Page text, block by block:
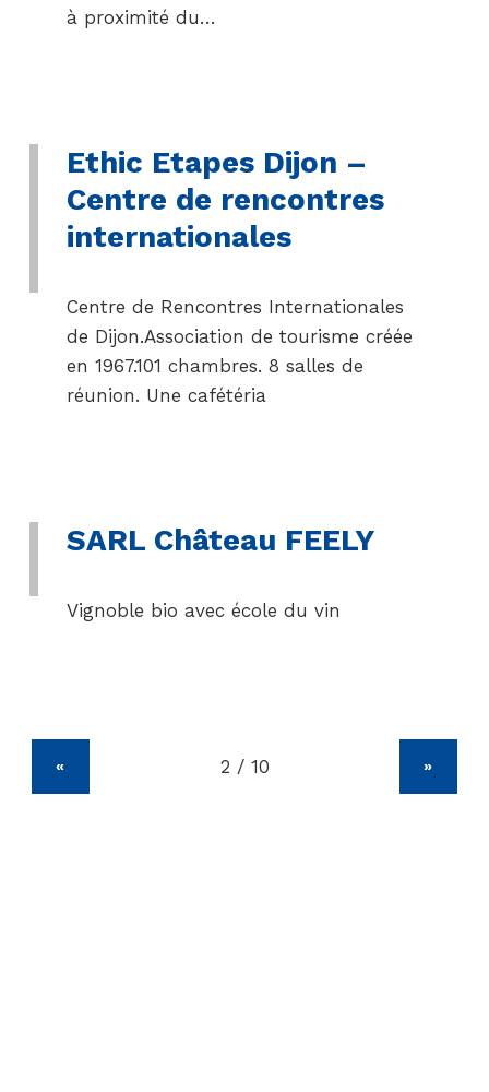
à proximité du…
Ethic Etapes Dijon –
Centre de rencontres
internationales
Centre de Rencontres Internationales
de Dijon.Association de tourisme créée
en 1967.101 chambres. 8 salles de
réunion. Une cafétéria
SARL Château FEELY
Vignoble bio avec école du vin
« »